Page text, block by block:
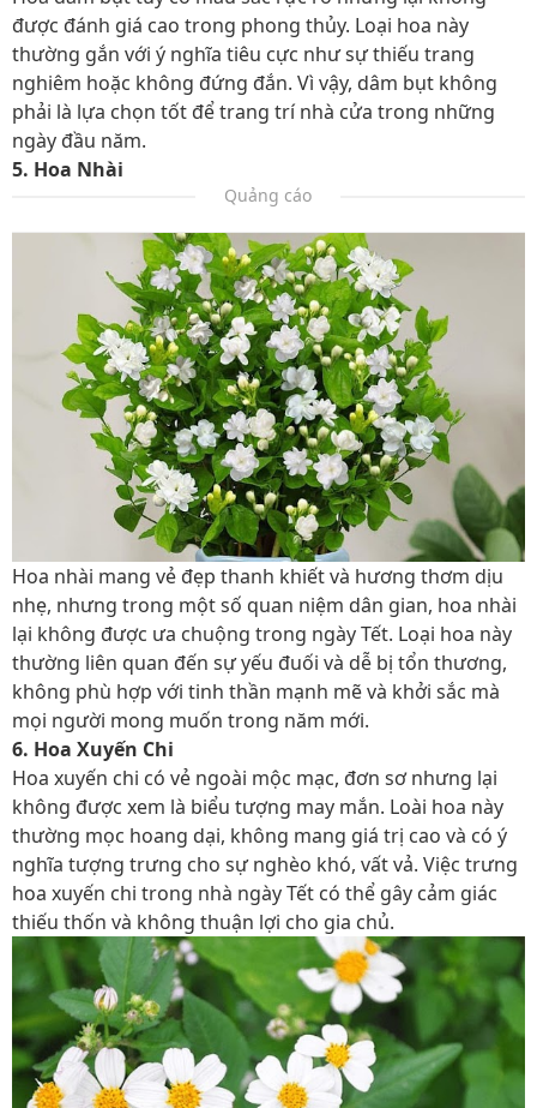
được đánh giá cao trong phong thủy. Loại hoa này
thường gắn với ý nghĩa tiêu cực như sự thiếu trang
nghiêm hoặc không đứng đắn. Vì vậy, dâm bụt không
phải là lựa chọn tốt để trang trí nhà cửa trong những
ngày đầu năm.
5. Hoa Nhài
Quảng cáo
Hoa nhài mang vẻ đẹp thanh khiết và hương thơm dịu
nhẹ, nhưng trong một số quan niệm dân gian, hoa nhài
lại không được ưa chuộng trong ngày Tết. Loại hoa này
thường liên quan đến sự yếu đuối và dễ bị tổn thương,
không phù hợp với tinh thần mạnh mẽ và khởi sắc mà
mọi người mong muốn trong năm mới.
6. Hoa Xuyến Chi
Hoa xuyến chi có vẻ ngoài mộc mạc, đơn sơ nhưng lại
không được xem là biểu tượng may mắn. Loài hoa này
thường mọc hoang dại, không mang giá trị cao và có ý
nghĩa tượng trưng cho sự nghèo khó, vất vả. Việc trưng
hoa xuyến chi trong nhà ngày Tết có thể gây cảm giác
thiếu thốn và không thuận lợi cho gia chủ.